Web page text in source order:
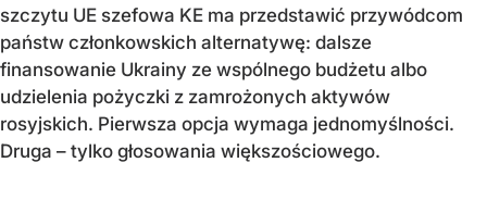
szczytu UE szefowa KE ma przedstawić przywódcom
państw członkowskich alternatywę: dalsze
finansowanie Ukrainy ze wspólnego budżetu albo
udzielenia pożyczki z zamrożonych aktywów
rosyjskich. Pierwsza opcja wymaga jednomyślności.
Druga – tylko głosowania większościowego.